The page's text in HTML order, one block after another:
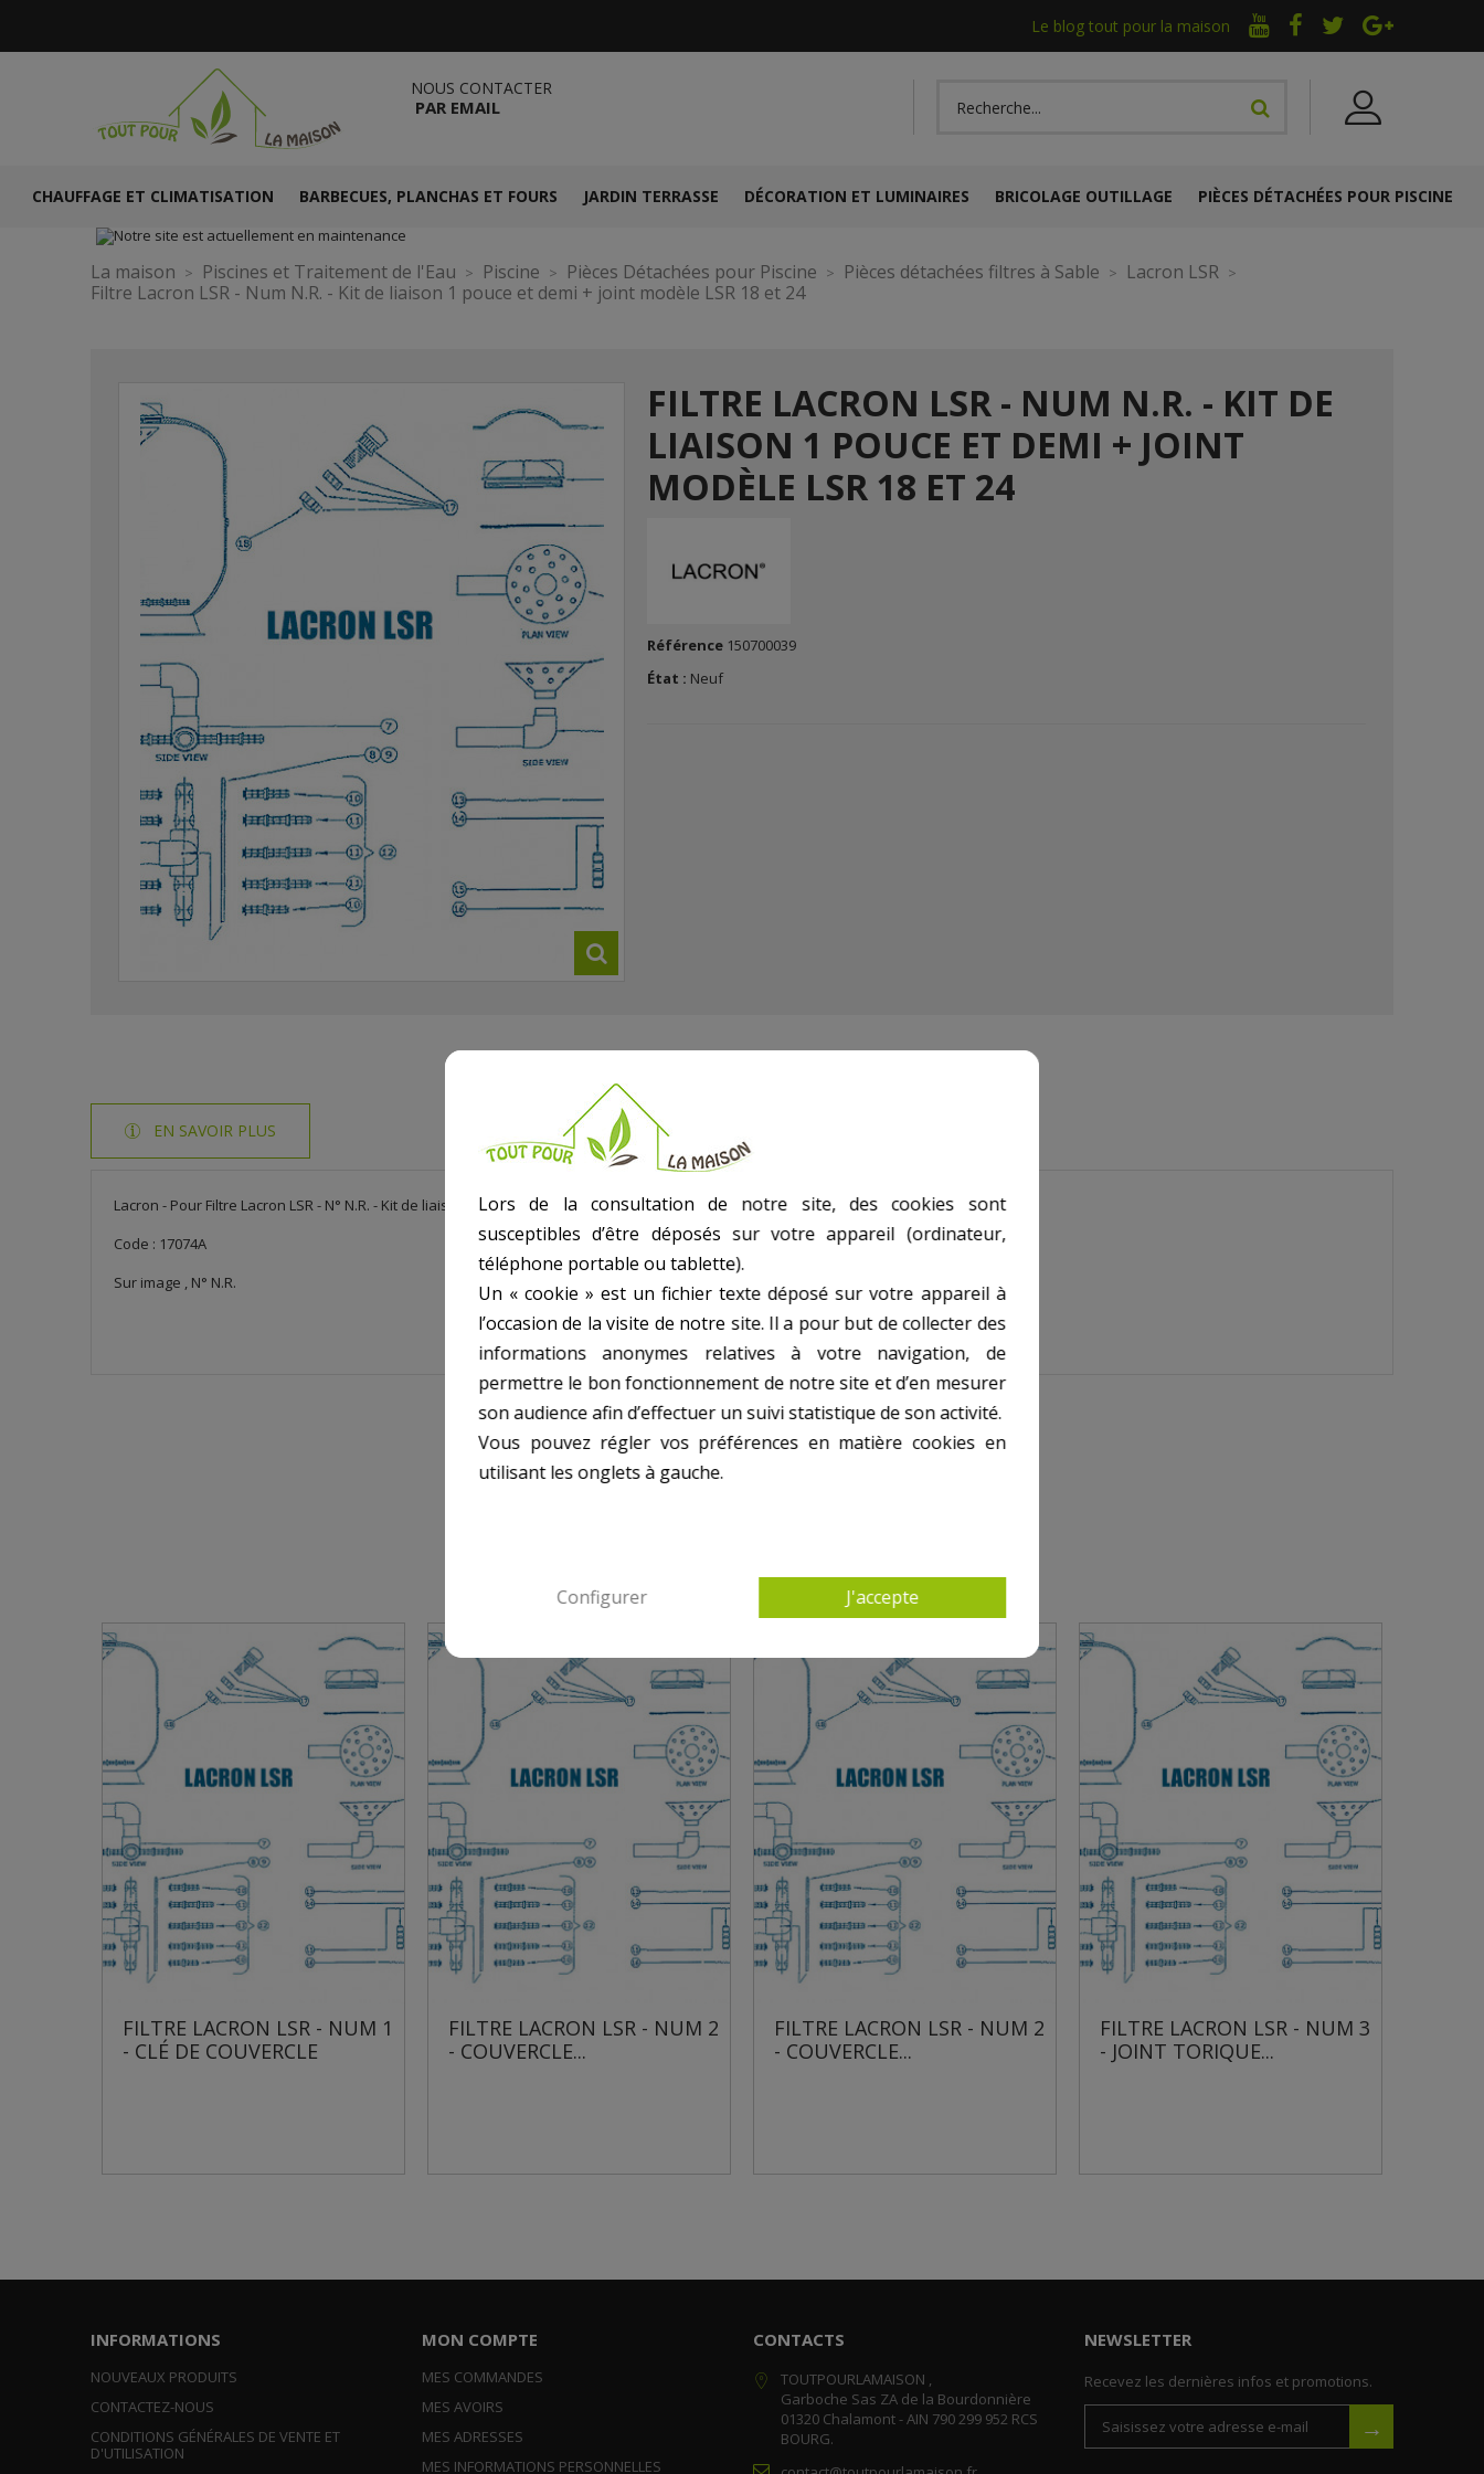
Le blog tout pour la maison
NOUS CONTACTER
PAR EMAIL
CHAUFFAGE ET CLIMATISATION BARBECUES, PLANCHAS ET FOURS JARDIN TERRASSE DÉCORATION ET LUMINAIRES BRICOLAGE OUTILLAGE PIÈCES DÉTACHÉES POUR PISCINE
La maison Piscines et Traitement de l'Eau Piscine Pièces Détachées pour Piscine Pièces détachées filtres à Sable
Lacron LSR
Filtre Lacron LSR - Num N.R. - Kit de liaison 1 pouce et demi + joint modèle LSR 18 et 24
FILTRE LACRON LSR - NUM N.R. - KIT DE
LIAISON 1 POUCE ET DEMI + JOINT
MODÈLE LSR 18 ET 24
Référence 150700039
État : Neuf
EN SAVOIR PLUS
Lacron - Pour Filtre Lacron LSR - N° N.R. - Kit de liaison 1 pouce et demi + joint modèle LSR 18 et 24
Code : 17074A
Sur image , N° N.R.
FILTRE LACRON LSR - NUM 1
- CLÉ DE COUVERCLE
FILTRE LACRON LSR - NUM 2
- COUVERCLE...
FILTRE LACRON LSR - NUM 2
- COUVERCLE...
FILTRE LACRON LSR - NUM 3
- JOINT TORIQUE...
FILTRE
INFORMATIONS
NOUVEAUX PRODUITS
CONTACTEZ-NOUS
CONDITIONS GÉNÉRALES DE VENTE ET
D'UTILISATION
MON COMPTE
MES COMMANDES
MES AVOIRS
MES ADRESSES
MES INFORMATIONS PERSONNELLES
CONTACTS
TOUTPOURLAMAISON ,
Garboche Sas ZA de la Bourdonnière
01320 Chalamont - AIN 790 299 952 RCS
BOURG.
NEWSLETTER
Recevez les dernières infos et promotions.
→
Lors de la consultation de notre site, des cookies sont
susceptibles d’être déposés sur votre appareil (ordinateur,
téléphone portable ou tablette).
Un « cookie » est un fichier texte déposé sur votre appareil à
l’occasion de la visite de notre site. Il a pour but de collecter des
informations anonymes relatives à votre navigation, de
permettre le bon fonctionnement de notre site et d’en mesurer
son audience afin d’effectuer un suivi statistique de son activité.
Vous pouvez régler vos préférences en matière cookies en
utilisant les onglets à gauche.
Configurer J'accepte